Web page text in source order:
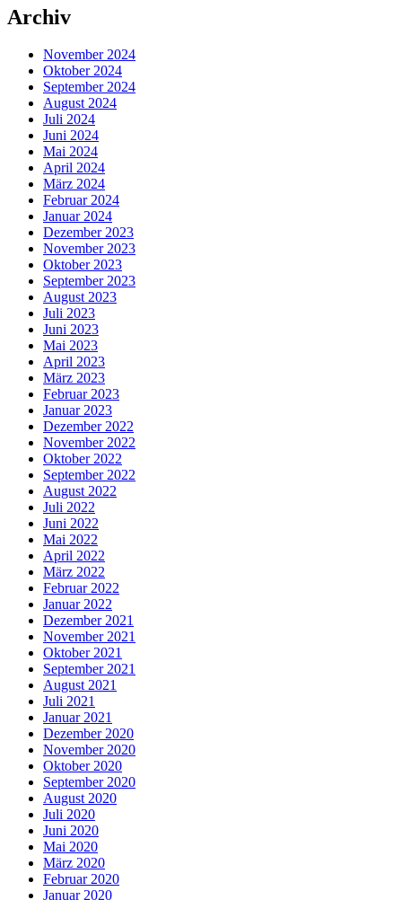
Archiv
November 2024
Oktober 2024
September 2024
August 2024
Juli 2024
Juni 2024
Mai 2024
April 2024
März 2024
Februar 2024
Januar 2024
Dezember 2023
November 2023
Oktober 2023
September 2023
August 2023
Juli 2023
Juni 2023
Mai 2023
April 2023
März 2023
Februar 2023
Januar 2023
Dezember 2022
November 2022
Oktober 2022
September 2022
August 2022
Juli 2022
Juni 2022
Mai 2022
April 2022
März 2022
Februar 2022
Januar 2022
Dezember 2021
November 2021
Oktober 2021
September 2021
August 2021
Juli 2021
Januar 2021
Dezember 2020
November 2020
Oktober 2020
September 2020
August 2020
Juli 2020
Juni 2020
Mai 2020
März 2020
Februar 2020
Januar 2020